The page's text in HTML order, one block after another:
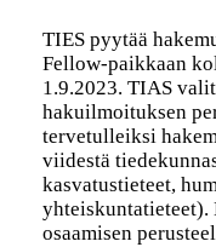
TIES pyytää
Fellow-paikkaan
1.9.2023. TIAS
hakuilmoituksen
tervetulleiksi
viidestä
kasvatustieteet,
yhteiskuntatieteet).
osaamisen